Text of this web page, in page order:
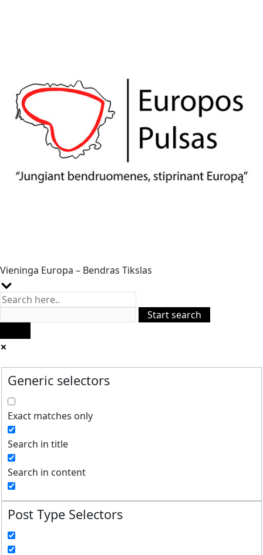
Vieninga Europa – Bendras Tikslas
Generic selectors
Exact matches only
Search in title
Search in content
Post Type Selectors